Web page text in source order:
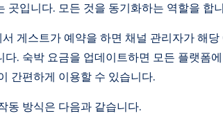
곳입니다. 모든 것을 동기화하는 역할을 합
게스트가 예약을 하면 채널 관리자가 해
다. 숙박 요금을 업데이트하면 모든 플랫폼
간편하게 이용할 수 있습니다.
동 방식은 다음과 같습니다.